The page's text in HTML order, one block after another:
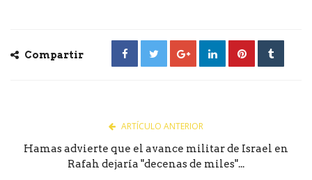
Compartir
ARTÍCULO ANTERIOR
Hamas advierte que el avance militar de Israel en
Rafah dejaría "decenas de miles"...